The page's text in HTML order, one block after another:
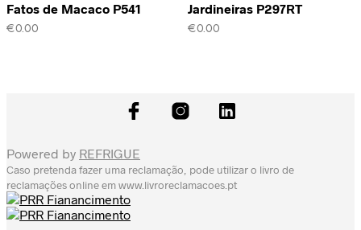
Fatos de Macaco P541
€0.00
Jardineiras P297RT
€0.00
Powered by REFRIGUE
Caso pretenda fazer uma reclamação, pode utilizar o livro de
reclamações online emwww.livroreclamacoes.pt